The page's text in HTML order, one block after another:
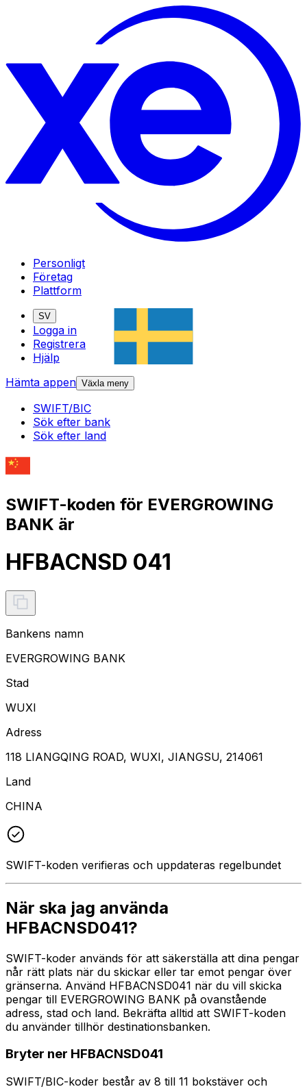
Personligt
Företag
Plattform
SV
Logga in
Registrera
Hjälp
Hämta appen Växla meny
SWIFT/BIC
Sök efter bank
Sök efter land
SWIFT-koden för EVERGROWING
BANK är
HFBACNSD 041
Bankens namn
EVERGROWING BANK
Stad
WUXI
Adress
118 LIANGQING ROAD, WUXI, JIANGSU, 214061
Land
CHINA
SWIFT-koden verifieras och uppdateras regelbundet
När ska jag använda
HFBACNSD041?
SWIFT-koder används för att säkerställa att dina pengar
når rätt plats när du skickar eller tar emot pengar över
gränserna. Använd HFBACNSD041 när du vill skicka
pengar till EVERGROWING BANK på ovanstående
adress, stad och land. Bekräfta alltid att SWIFT-koden
du använder tillhör destinationsbanken.
Bryter ner HFBACNSD041
SWIFT/BIC-koder består av 8 till 11 bokstäver och